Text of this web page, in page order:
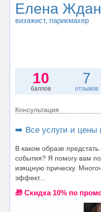
Елена
визажист, парикмахер
10
баллов
7
отзывов
Консультация
➡️ Все услуги и цены
В каком образе
события? Я помогу вам
изящную прическу.
эффект...
🎁 Cкидка 10% по